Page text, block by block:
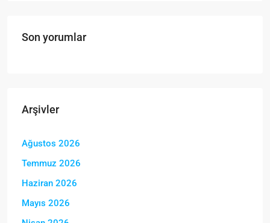
Son yorumlar
Arşivler
Ağustos 2026
Temmuz 2026
Haziran 2026
Mayıs 2026